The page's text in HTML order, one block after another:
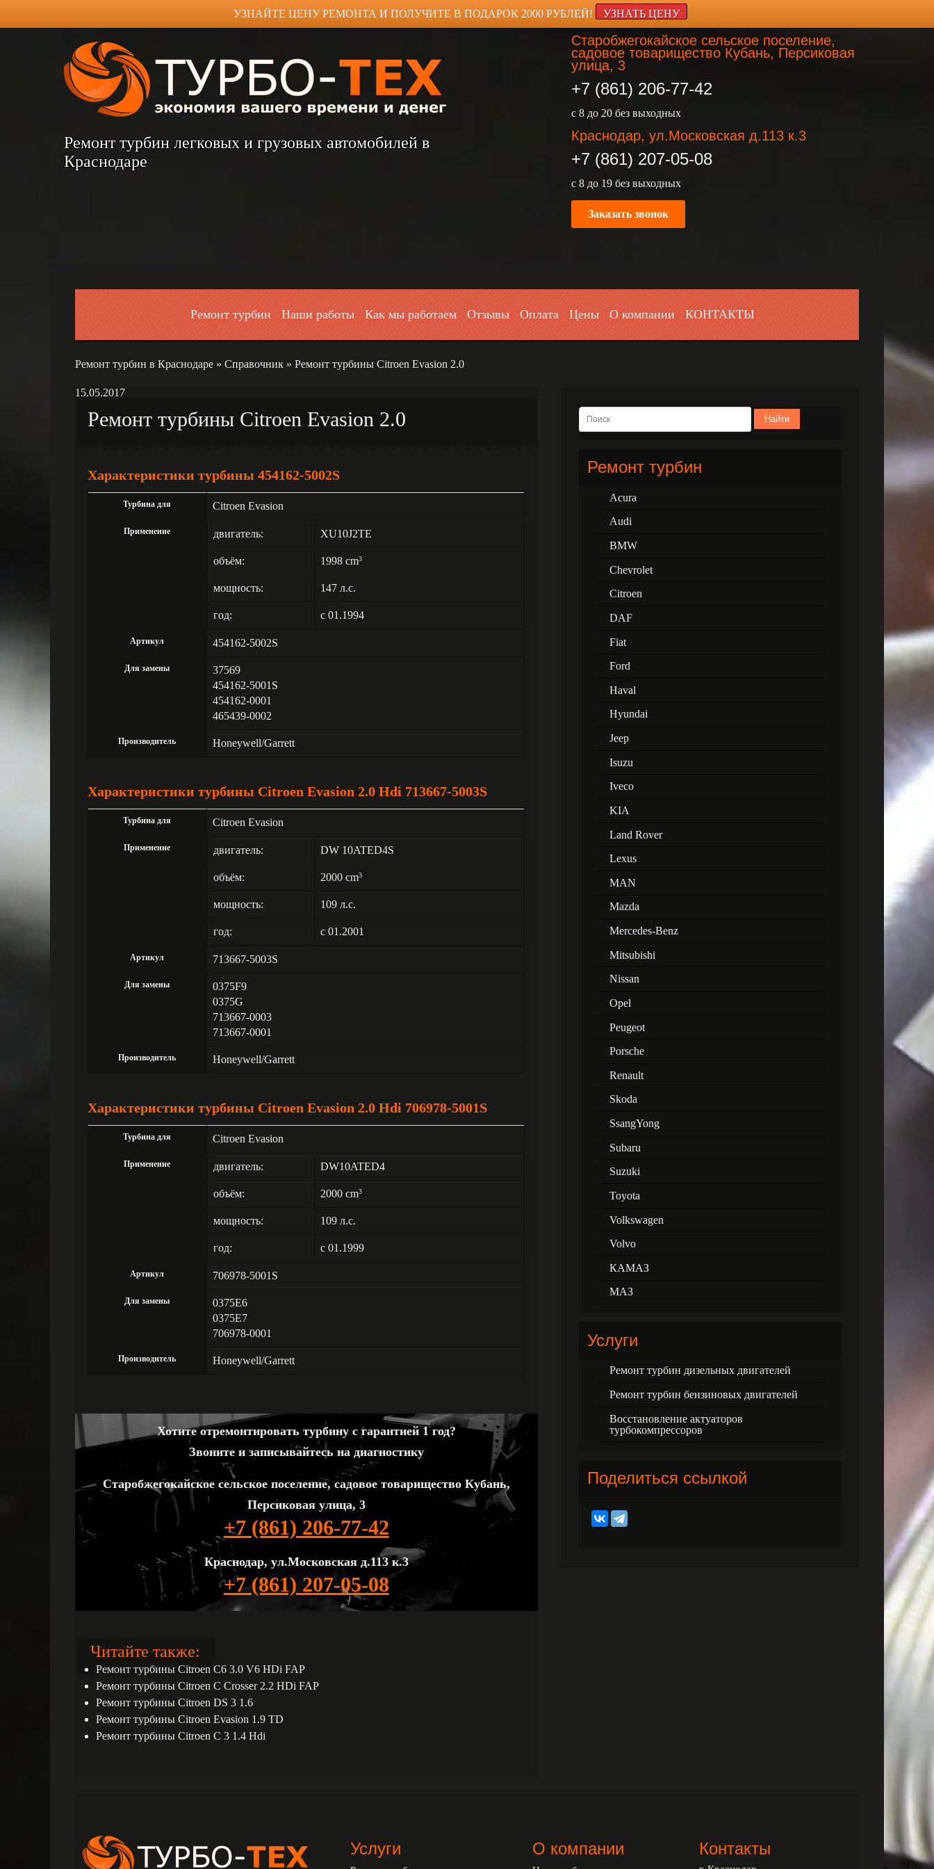
УЗНАЙТЕ ЦЕНУ РЕМОНТА И ПОЛУЧИТЕ В ПОДАРОК 2000 РУБЛЕЙ! УЗНАТЬ ЦЕНУ
Ремонт турбин легковых и грузовых автомобилей в
Краснодаре
Старобжегокайское сельское поселение,
садовое товарищество Кубань, Персиковая
улица, 3
+7 (861) 206-77-42
с 8 до 20 без выходных
Краснодар, ул.Московская д.113 к.3
+7 (861) 207-05-08
с 8 до 19 без выходных
Заказать звонок
Ремонт турбин Наши работы Как мы работаем Отзывы Оплата Цены О компании КОНТАКТЫ
Ремонт турбин в Краснодаре » Справочник » Ремонт турбины Citroen Evasion 2.0
15.05.2017
Ремонт турбины Citroen Evasion 2.0
Характеристики турбины 454162-5002S
Турбина для Citroen Evasion
Применение двигатель: XU10J2TE
объём: 1998 cm3
мощность: 147 л.с.
год: с 01.1994
Артикул 454162-5002S
Для замены
37569
454162-5001S
454162-0001
465439-0002
Производитель Honeywell/Garrett
Характеристики турбины Citroen Evasion 2.0 Hdi 713667-5003S
Турбина для Citroen Evasion
Применение двигатель: DW 10ATED4S
объём: 2000 cm3
мощность: 109 л.с.
год: с 01.2001
Артикул 713667-5003S
Для замены
0375F9
0375G
713667-0003
713667-0001
Производитель Honeywell/Garrett
Характеристики турбины Citroen Evasion 2.0 Hdi 706978-5001S
Турбина для Citroen Evasion
Применение двигатель: DW10ATED4
объём: 2000 cm3
мощность: 109 л.с.
год: с 01.1999
Артикул 706978-5001S
Для замены
0375E6
0375E7
706978-0001
Производитель Honeywell/Garrett
Хотите отремонтировать турбину с гарантией 1 год?
Звоните и записывайтесь на диагностику
Старобжегокайское сельское поселение, садовое товарищество Кубань,
Персиковая улица, 3
+7 (861) 206-77-42
Краснодар, ул.Московская д.113 к.3
+7 (861) 207-05-08
Читайте также:
Ремонт турбины Citroen C6 3.0 V6 HDi FAP
Ремонт турбины Citroen C Crosser 2.2 HDi FAP
Ремонт турбины Citroen DS 3 1.6
Ремонт турбины Citroen Evasion 1.9 TD
Ремонт турбины Citroen C 3 1.4 Hdi
Найти
Ремонт турбин
Acura
Audi
BMW
Chevrolet
Citroen
DAF
Fiat
Ford
Haval
Hyundai
Jeep
Isuzu
Iveco
KIA
Land Rover
Lexus
MAN
Mazda
Mercedes-Benz
Mitsubishi
Nissan
Opel
Peugeot
Porsche
Renault
Skoda
SsangYong
Subaru
Suzuki
Toyota
Volkswagen
Volvo
КАМАЗ
МАЗ
Услуги
Ремонт турбин дизельных двигателей
Ремонт турбин бензиновых двигателей
Восстановление актуаторов
турбокомпрессоров
Поделиться ссылкой
Услуги О компании Контакты